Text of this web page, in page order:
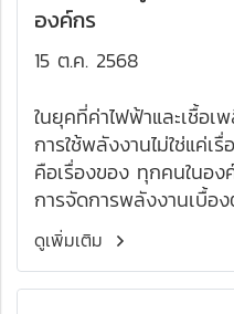
องค์กร
15 ต.ค. 2568
ในยุคที่ค่าไฟฟ้าและเชื้อ
การใช้พลังงานไม่ใช่แค่
คือเรื่องของ ทุกคนในอง
การจัดการพลังงานเบื้
ได้ 5-15% โดยไม่ต้องลง
ดูเพิ่มเติม